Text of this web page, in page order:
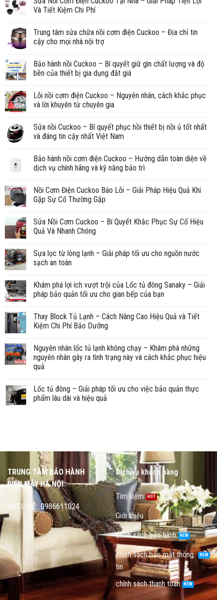
Và Tiết Kiệm Chi Phí
Trung tâm sửa chữa nồi cơm điện Cuckoo – Địa chỉ tin
cậy cho mọi nhà nội trợ
Bảo hành nồi Cuckoo – Bí quyết giữ gìn chất lượng và độ
bền của thiết bị gia dụng đắt giá
Lỗi nồi cơm điện Cuckoo – Nguyên nhân, cách khắc phục
và lời khuyên từ chuyên gia
Sửa nồi Cuckoo – Bí quyết phục hồi thiết bị nồi ủ tốt nhất
và đáng tin cậy nhất Việt Nam
Bảo hành nồi cơm điện Cuckoo – Hướng dẫn toàn diện về
dịch vụ chính hãng và kỹ năng bảo trì
Nồi Cơm Điện Cuckoo Báo Lỗi – Giải Pháp Hiệu Quả Khi
Gặp Sự Cố Thường Gặp
Sửa Nồi Cơm Cuckoo – Bí Quyết Khắc Phục Sự Cố Hiệu
Quả Và Nhanh Chóng
Sựa lọc từ lòng lạnh – Giải pháp tối ưu cho nguồn nước
sạch an toàn
Khám phá lợi ích vượt trội của Lốc tủ đông Sanaky – Giải
pháp bảo quản tối ưu cho gian bếp của bạn
Thay Block Tủ Lạnh – Cách Nâng Cao Hiệu Quả và Tiết
Kiệm Chi Phí Bảo Dưỡng
Nguyên nhân lốc tủ lạnh không chạy – Khám phá những
nguyên nhân gây ra tình trạng này và cách khắc phục hiệu
quả
Lốc tủ đông – Giải pháp tối ưu cho việc bảo quản thực
phẩm lâu dài và hiệu quả
TRUNG TÂM BẢO HÀNH
ĐIỆN MÁY HÀ NỘI
HOTLINE : 0986611024
Dịch vụ khách hàng
Tìm kiếm
Giới thiệu
chính sách bảo hành
chính sách bảo mật thông
tin
chính sách thanh toán